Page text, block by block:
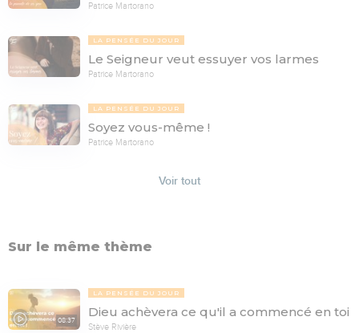
Patrice Martorano
LA PENSÉE DU JOUR
Le Seigneur veut essuyer vos larmes
Patrice Martorano
LA PENSÉE DU JOUR
Soyez vous-même !
Patrice Martorano
Voir tout
Sur le même thème
08:37
LA PENSÉE DU JOUR
Dieu achèvera ce qu'il a commencé en toi
Stève Rivière